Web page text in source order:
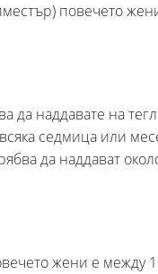
повечето
да наддавате на
седмица или
да наддават
жени е между